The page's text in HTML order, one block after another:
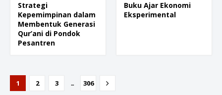
Strategi
Kepemimpinan dalam
Membentuk Generasi
Qur’ani di Pondok
Pesantren
Buku Ajar Ekonomi
Eksperimental
1 2 3 ... 306